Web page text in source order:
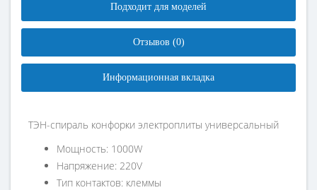
Подходит для моделей
Отзывов (0)
Информационная вкладка
ТЭН-спираль конфорки электроплиты универсальный
Мощность: 1000W
Напряжение: 220V
Тип контактов: клеммы